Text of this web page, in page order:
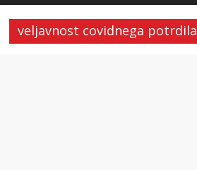
veljavnost covidnega potrdila